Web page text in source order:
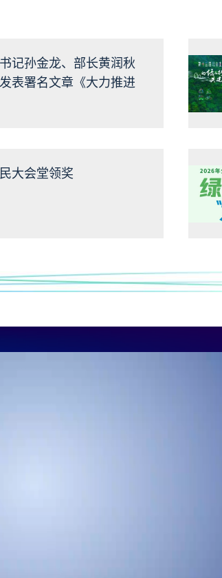
记孙金龙、部长黄润秋
表署名文章《大力推进
治理 持续深入打好碧水
大会堂领奖